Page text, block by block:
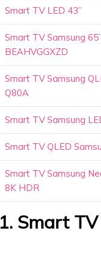
Smart TV LED 43”
Smart TV Samsung 65”
BEAHVGGXZD
Smart TV Samsung
Q80A
Smart TV Samsung
Smart TV QLED
Smart TV Samsung
8K HDR
1. Smart